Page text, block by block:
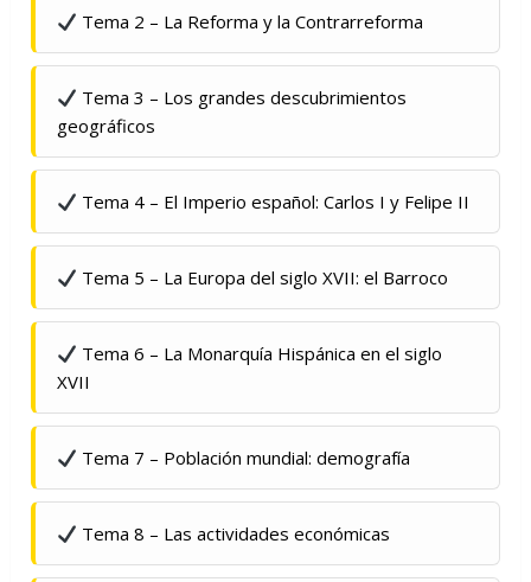
Tema 2 – La Reforma y la Contrarreforma
Tema 3 – Los grandes descubrimientos
geográficos
Tema 4 – El Imperio español: Carlos I y Felipe II
Tema 5 – La Europa del siglo XVII: el Barroco
Tema 6 – La Monarquía Hispánica en el siglo
XVII
Tema 7 – Población mundial: demografía
Tema 8 – Las actividades económicas